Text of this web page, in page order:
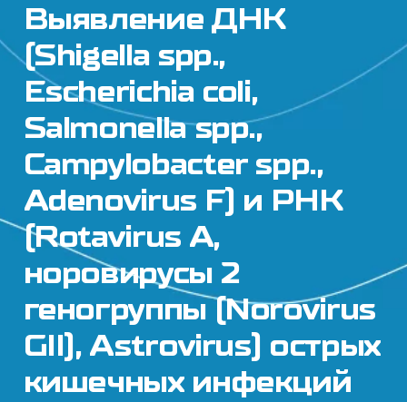
Выявление ДНК
(Shigella spp.,
Escherichia coli,
Salmonella spp.,
Campylobacter spp.,
Adenovirus F) и РНК
(Rotavirus A,
норовирусы 2
геногруппы (Norovirus
GII), Astrovirus) острых
кишечных инфекций